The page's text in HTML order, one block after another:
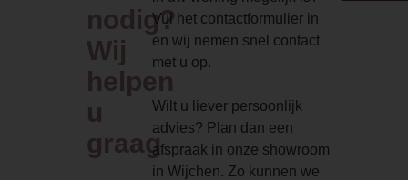
0.000000
Branderbed 1 Price
0.000000
Backwall_ 1 Price
0.000000
nodig?
Wij
helpen
u
graag
Vul het contactformulier in
en wij nemen snel contact
met u op.
Wilt u liever persoonlijk
advies? Plan dan een
afspraak in onze showroom
in Wijchen. Zo kunnen we